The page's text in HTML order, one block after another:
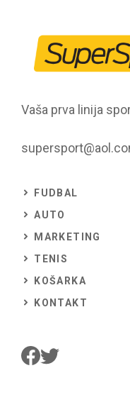
Vaša prva linija
FUDBAL
AUTO
MARKETING
TENIS
KOŠARKA
KONTAKT